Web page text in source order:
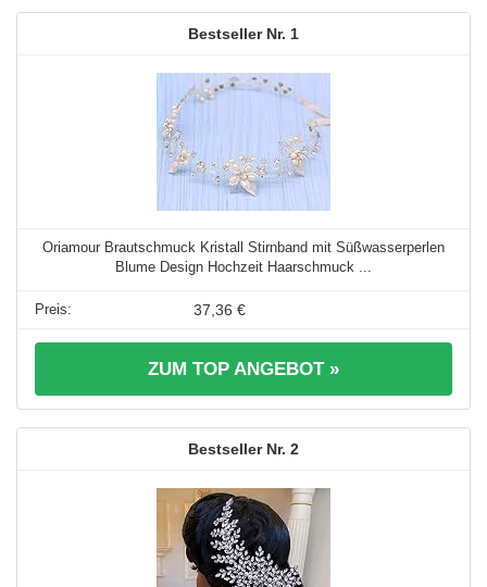
1
Oriamour Brautschmuck Kristall Stirnband mit Süßwasserperlen
Blume Design Hochzeit Haarschmuck ...
37,36 €
ZUM TOP ANGEBOT »
2